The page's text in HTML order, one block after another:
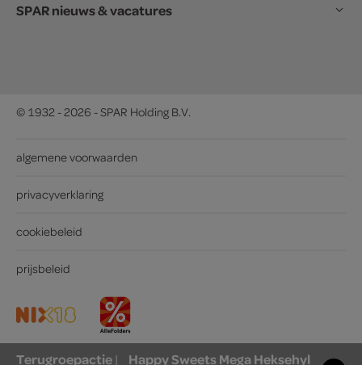
SPAR nieuws & vacatures
© 1932 - 2026 - SPAR Holding B.V.
algemene voorwaarden
privacyverklaring
cookiebeleid
prijsbeleid
Terugroepactie| Happy Sweets Mega Heksehyl